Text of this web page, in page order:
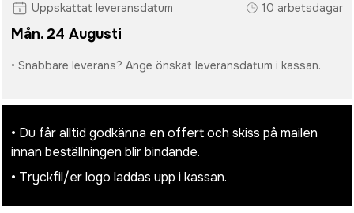
Uppskattat leveransdatum 10 arbetsdagar
Mån. 24 Augusti
• Snabbare leverans? Ange önskat leveransdatum i kassan.
• Du får alltid godkänna en offert och skiss på mailen
innan beställningen blir bindande.
• Tryckfil/er logo laddas upp i kassan.